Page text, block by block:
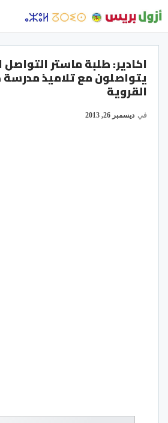
اكادير: طلبة ماستر
يتواصلون مع تلاميذ مدرسة
القروية
في ديسمبر 26, 2013